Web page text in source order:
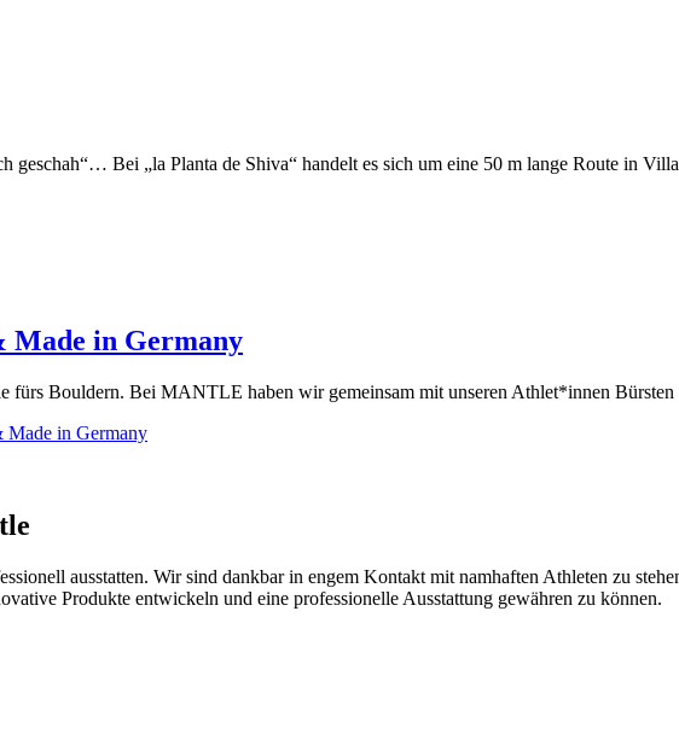
geschah“… Bei „la Planta de Shiva“ handelt es sich um eine 50 m lange Route in
in Germany
fürs Bouldern. Bei MANTLE haben wir gemeinsam mit unseren Athlet*innen
in Germany
ausstatten. Wir sind dankbar in engem Kontakt mit namhaften Athleten zu
Produkte entwickeln und eine professionelle Ausstattung gewähren zu können.